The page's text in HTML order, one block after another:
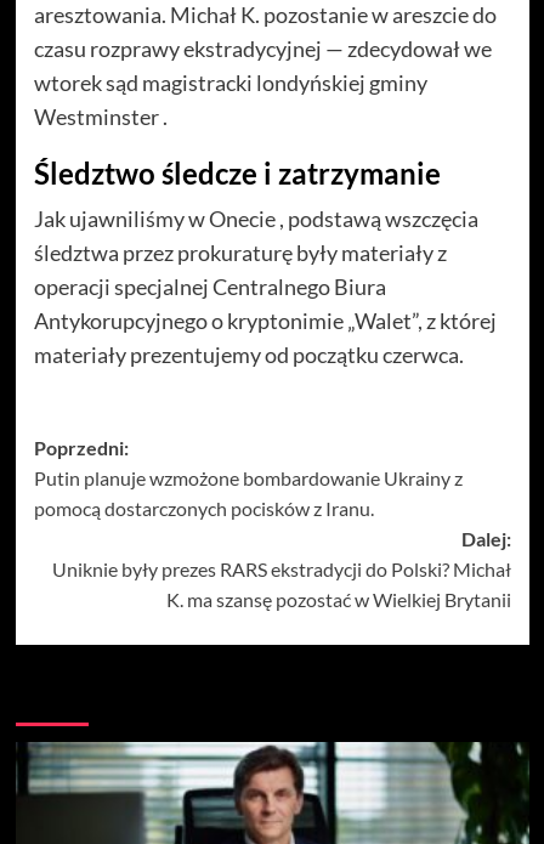
aresztowania. Michał K. pozostanie w areszcie do
czasu rozprawy ekstradycyjnej — zdecydował we
wtorek sąd magistracki londyńskiej gminy
Westminster .
Śledztwo śledcze i zatrzymanie
Jak ujawniliśmy w Onecie , podstawą wszczęcia
śledztwa przez prokuraturę były materiały z
operacji specjalnej Centralnego Biura
Antykorupcyjnego o kryptonimie „Walet”, z której
materiały prezentujemy od początku czerwca.
Zobacz
wpisy
Poprzedni:
Putin planuje wzmożone bombardowanie Ukrainy z
pomocą dostarczonych pocisków z Iranu.
Dalej:
Uniknie były prezes RARS ekstradycji do Polski? Michał
K. ma szansę pozostać w Wielkiej Brytanii